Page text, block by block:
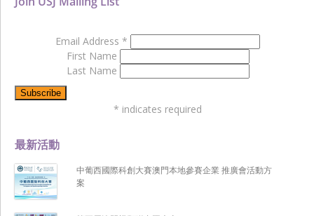
最新活動
中葡西國際科創大賽澳門本地參賽企業 推廣會活動方
案
Email Address *
First Name
Last Name
* indicates required